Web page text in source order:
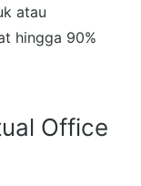
atau
hingga 90%
Office